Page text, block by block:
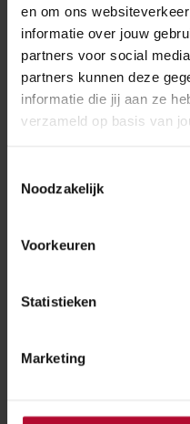
en om ons
informatie over jouw
partners voor social
partners kunnen deze
informatie die jij aan ze
verzameld op basis van
Noodzakelijk
Voorkeuren
Statistieken
Marketing
Meer informatie over
Meer over: